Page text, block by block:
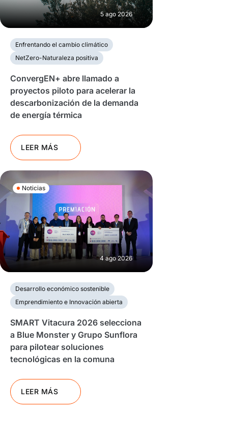
5 ago 2026
Enfrentando el cambio climático
NetZero-Naturaleza positiva
ConvergEN+ abre llamado a
proyectos piloto para acelerar la
descarbonización de la demanda
de energía térmica
LEER MÁS
Noticias
4 ago 2026
Desarrollo económico sostenible
Emprendimiento e Innovación abierta
SMART Vitacura 2026 selecciona
a Blue Monster y Grupo Sunflora
para pilotear soluciones
tecnológicas en la comuna
LEER MÁS